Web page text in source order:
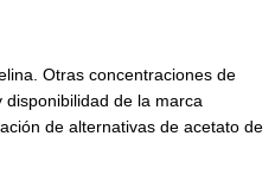
Otras concentraciones de
de la marca
de alternativas de acetato de